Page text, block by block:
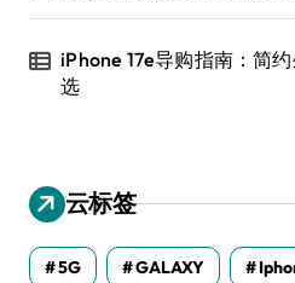
iPhone 17e导购指南：简
选
云标签
5G GALAXY